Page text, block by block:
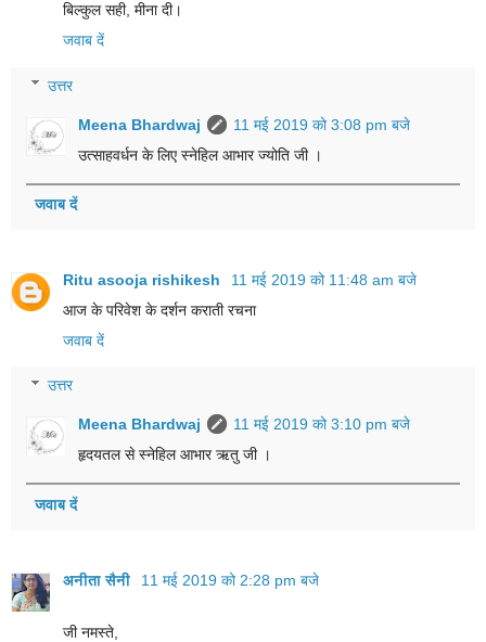
बिल्कुल सही, मीना दी।
जवाब दें
उत्तर
Meena Bhardwaj
11 मई 2019 को 3:08 pm बजे
उत्साहवर्धन के लिए स्नेहिल आभार ज्योति जी ।
जवाब दें
Ritu asooja rishikesh
11 मई 2019 को 11:48 am बजे
आज के परिवेश के दर्शन कराती रचना
जवाब दें
उत्तर
Meena Bhardwaj
11 मई 2019 को 3:10 pm बजे
हृदयतल से स्नेहिल आभार ऋतु जी ।
जवाब दें
अनीता सैनी 11 मई 2019 को 2:28 pm बजे
जी नमस्ते,